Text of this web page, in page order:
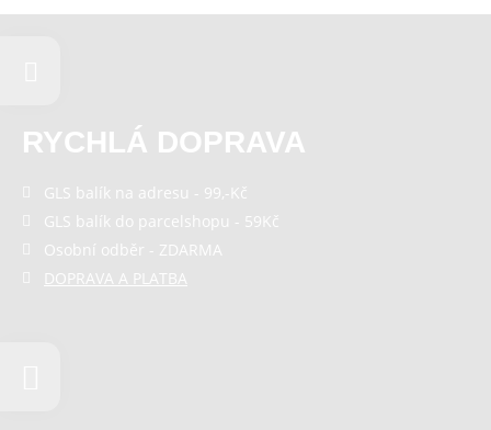
RYCHLÁ DOPRAVA
GLS balík na adresu - 99,-Kč
GLS balík do parcelshopu - 59Kč
Osobní odběr - ZDARMA
DOPRAVA A PLATBA
Přijmout všechna cookies
této části spadají analytická a marketingová cookies.